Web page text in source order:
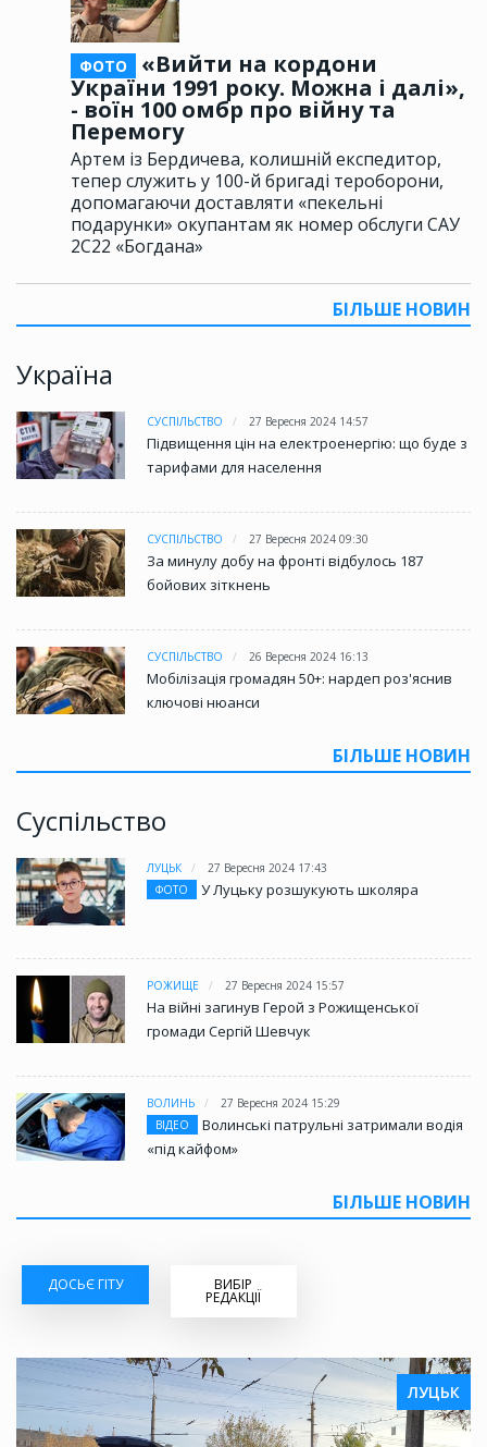
ФОТО
«Вийти на кордони
України 1991 року. Можна і далі»,
- воїн 100 омбр про війну та
Перемогу
Артем із Бердичева, колишній експедитор,
тепер служить у 100-й бригаді тероборони,
допомагаючи доставляти «пекельні
подарунки» окупантам як номер обслуги САУ
2С22 «Богдана»
БІЛЬШЕ НОВИН
Україна
СУСПІЛЬСТВО 27 Вересня 2024 14:57
Підвищення цін на електроенергію: що буде з
тарифами для населення
СУСПІЛЬСТВО 27 Вересня 2024 09:30
За минулу добу на фронті відбулось 187
бойових зіткнень
СУСПІЛЬСТВО 26 Вересня 2024 16:13
Мобілізація громадян 50+: нардеп роз'яснив
ключові нюанси
БІЛЬШЕ НОВИН
Суспільство
ЛУЦЬК
27 Вересня 2024 17:43
ФОТО
У Луцьку розшукують школяра
РОЖИЩЕ 27 Вересня 2024 15:57
На війні загинув Герой з Рожищенської
громади Сергій Шевчук
ВОЛИНЬ
27 Вересня 2024 15:29
ВІДЕО
Волинські патрульні затримали водія
«під кайфом»
БІЛЬШЕ НОВИН
ДОСЬЄ ГІТУ ВИБІР
РЕДАКЦІЇ
ЛУЦЬК